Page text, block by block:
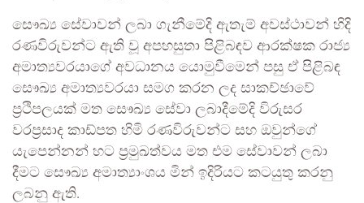
සෞඛ්‍ය සේවාවන් ලබා ගැනීමේදි ඇතැම් අවස්ථාවන් හිදි
රණවිරුවන්ට ඇති වූ අපහසුතා පිළිබඳව ආරක්ෂක රාජ්‍ය
අමාත්‍යවරයාගේ අවධානය යොමුවීමෙන් පසු ඒ පිළිබඳ
සෞඛ්‍ය අමාත්‍යවරයා සමග කරන ලද සාකච්ඡාවේ
ප්‍රථිපලයක් මත සෞඛ්‍ය සේවා ලබාදීමේදි විරුසර
වරප්‍රසාද කාඩ්පත හිමි රණවිරුවන්ට සහ ඔවුන්ගේ
යැපෙන්නන් හට ප්‍රමුඛත්වය මත එම සේවාවන් ලබා
දීමට සෞඛ්‍ය අමාත්‍යාංශය මින් ඉදිරියට කටයුතු කරනු
ලබනු ඇති.